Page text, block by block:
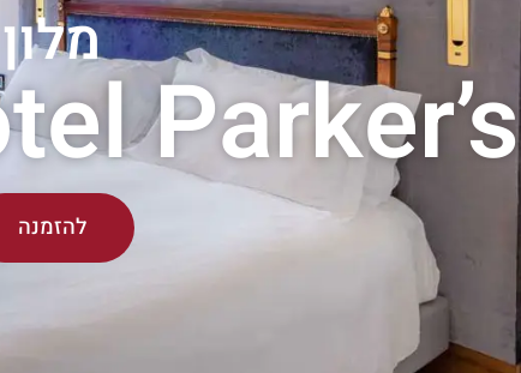
מלון
Parker’s
להזמנה